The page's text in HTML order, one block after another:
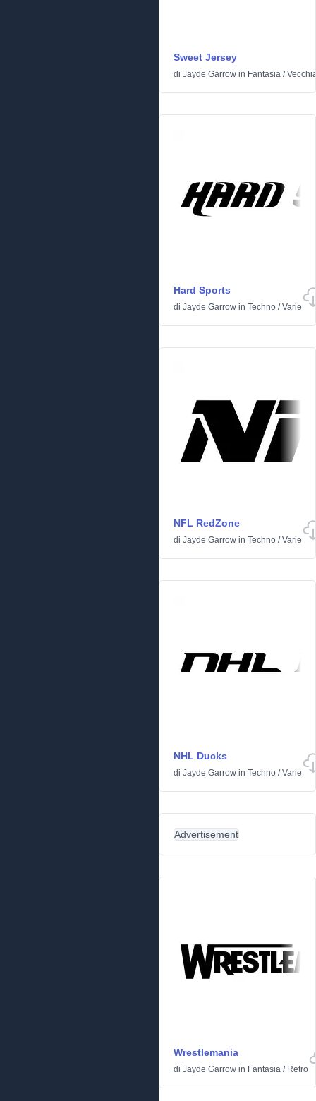
Sweet Jersey
di Jayde Garrow in Fantasia /
Hard Sports
di Jayde Garrow in Techno /Varie
NFL RedZone
di Jayde Garrow in Techno /Varie
NHL Ducks
di Jayde Garrow in Techno /Varie
Advertisement
Wrestlemania
di Jayde Garrow in Fantasia / Retro